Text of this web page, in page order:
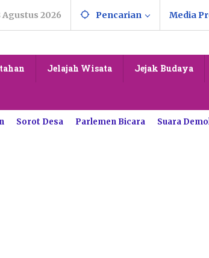
Agustus 2026 Pencarian Media
Jelajah Wisata Jejak Budaya
Sorot Desa Parlemen Bicara Suara